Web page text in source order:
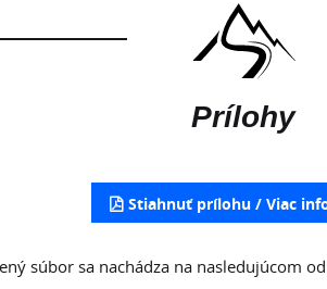
Prílohy
Stiahnuť prílohu
súbor sa nachádza na nasledujúcom